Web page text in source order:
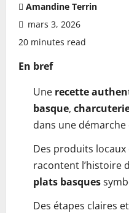
Amandine Terrin
mars 3, 2026
20 minutes read
En bref
Une recette
basque,
dans une démarche
Des produits
racontent l’histoire
plats basques
Des étapes claires